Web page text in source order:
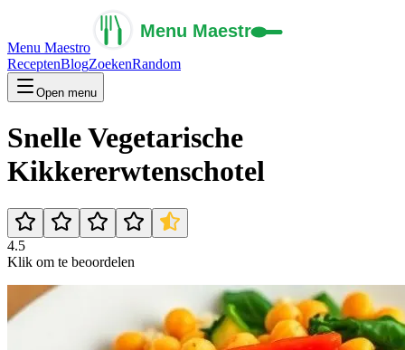
Menu Maestro
ReceptenBlogZoekenRandom
Open menu
Snelle Vegetarische
Kikkererwtenschotel
4.5
Klik om te beoordelen